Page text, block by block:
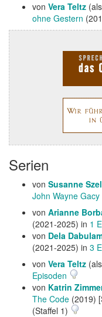
von Vera Teltz (als
ohne Gestern
Serien
von Susanne
John Wayne Gacy
von Arianne
(2021-2025) in 1
von Dela
(2021-2025) in 3
von Vera Teltz (als
Episoden
von Katrin
The Code (2019)
(Staffel 1)